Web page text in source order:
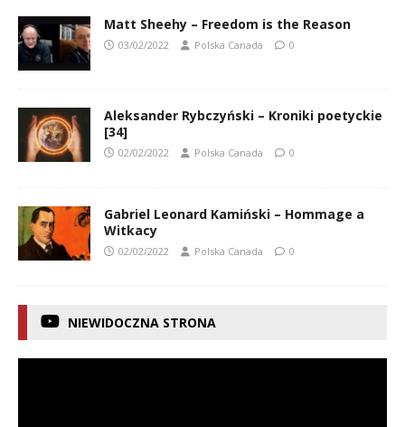
Matt Sheehy – Freedom is the Reason
03/02/2022 Polska Canada 0
Aleksander Rybczyński – Kroniki poetyckie
[34]
02/02/2022 Polska Canada 0
Gabriel Leonard Kamiński – Hommage a
Witkacy
02/02/2022 Polska Canada 0
NIEWIDOCZNA STRONA